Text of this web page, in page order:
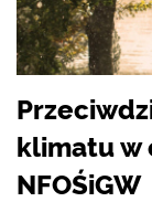
klimatu w
NFOŚiGW